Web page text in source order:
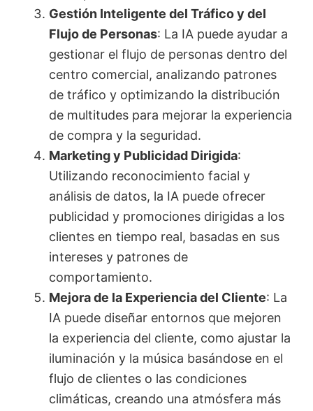
Gestión Inteligente del Tráfico y del
Flujo de Personas: La IA puede ayudar a
gestionar el flujo de personas dentro del
centro comercial, analizando patrones
de tráfico y optimizando la distribución
de multitudes para mejorar la experiencia
de compra y la seguridad.
Marketing y Publicidad Dirigida:
Utilizando reconocimiento facial y
análisis de datos, la IA puede ofrecer
publicidad y promociones dirigidas a los
clientes en tiempo real, basadas en sus
intereses y patrones de
comportamiento.
Mejora de la Experiencia del Cliente: La
IA puede diseñar entornos que mejoren
la experiencia del cliente, como ajustar la
iluminación y la música basándose en el
flujo de clientes o las condiciones
climáticas, creando una atmósfera más